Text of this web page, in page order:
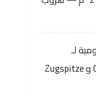
لـ
Garmisch-Partenkirchen و Zugspitze